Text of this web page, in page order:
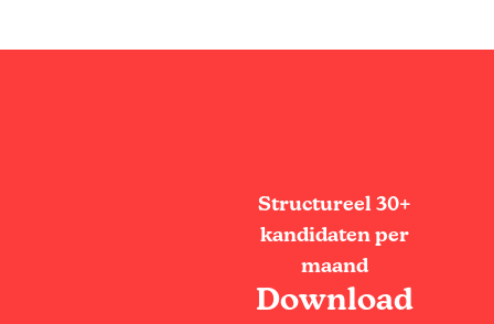
Structureel 30+
kandidaten per
maand
Download